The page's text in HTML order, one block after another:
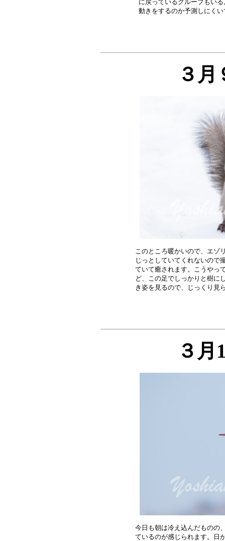
に戻っているグループもい
３月
このところ暖かいので、エゾ
じっとしていてくれないので
ていて癒されます。こうやっ
ど、この足でしっかりと樹に
３月
今日も朝は冷え込んだものの
ているのが感じられます。日